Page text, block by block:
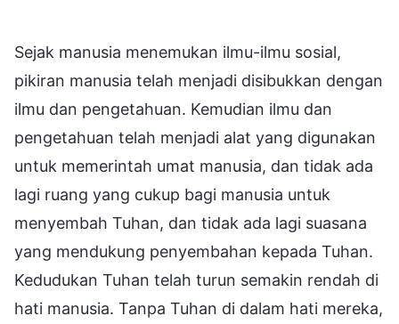
Sejak manusia menemukan ilmu-ilmu sosial,
pikiran manusia telah menjadi disibukkan dengan
ilmu dan pengetahuan. Kemudian ilmu dan
pengetahuan telah menjadi alat yang digunakan
untuk memerintah umat manusia, dan tidak ada
lagi ruang yang cukup bagi manusia untuk
menyembah Tuhan, dan tidak ada lagi suasana
yang mendukung penyembahan kepada Tuhan.
Kedudukan Tuhan telah turun semakin rendah di
hati manusia. Tanpa Tuhan di dalam hati mereka,